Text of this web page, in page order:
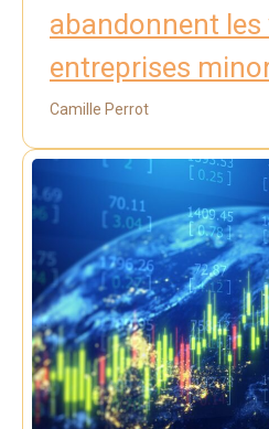
abandonnent les
entreprises
Camille Perrot